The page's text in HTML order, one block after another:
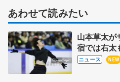
あわせて読みたい
山本草太
宿では右太
ニュース NEW